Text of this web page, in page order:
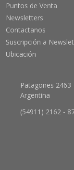
Puntos de Venta
Newsletters
Contactanos
Suscripción a
Ubicación
Patagones
Argentina
(54911) 2162 -